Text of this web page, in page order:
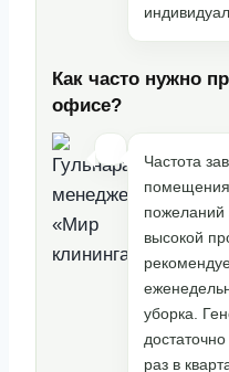
Как часто нужно
офисе?
Частота
пожеланий
высокой
уборка.
раз в